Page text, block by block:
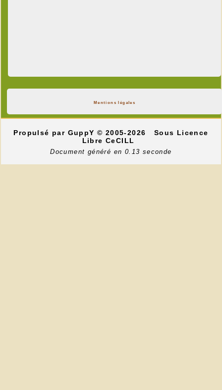
Mentions légales
Propulsé par GuppY© 2005-2026
Sous Licence
Libre CeCILL
Document généré en 0.13 seconde